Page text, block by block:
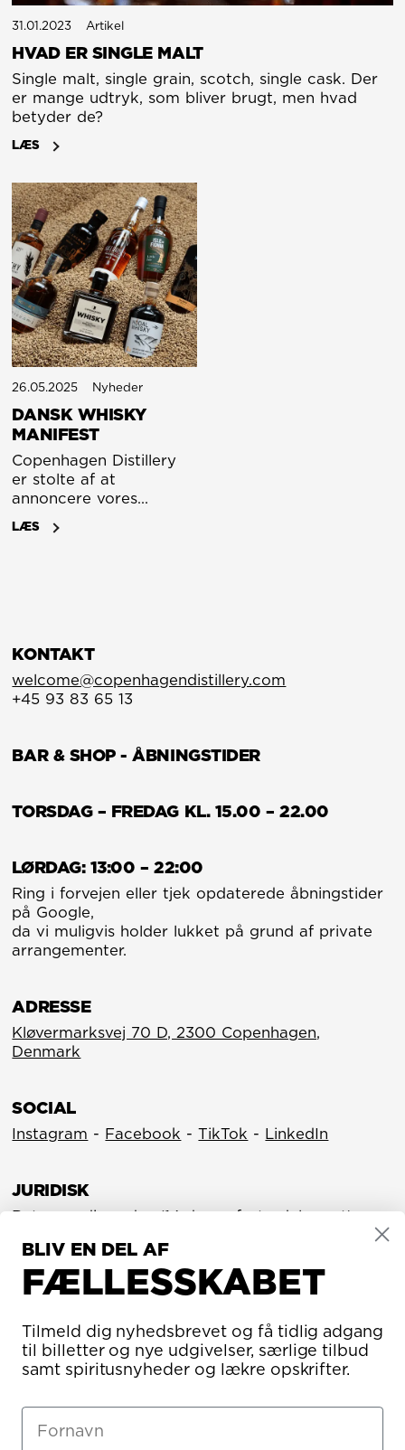
31.01.2023 Artikel
HVAD ER SINGLE MALT
Single malt, single grain, scotch, single cask. Der
er mange udtryk, som bliver brugt, men hvad
betyder de?
LÆS
26.05.2025 Nyheder
DANSK WHISKY
MANIFEST
Copenhagen Distillery
er stolte af at
annoncere vores
deltagelse i Danish
Whisky Manifesto, der
for dansk
whiskyproduktion.
LÆS
KONTAKT
welcome@copenhagendistillery.com
+45 93 83 65 13
BAR & SHOP - ÅBNINGSTIDER
TORSDAG – FREDAG KL. 15.00 – 22.00
LØRDAG: 13:00 – 22:00
Ring i forvejen eller tjek opdaterede åbningstider
på Google,
da vi muligvis holder lukket på grund af private
arrangementer.
ADRESSE
Kløvermarksvej 70 D, 2300 Copenhagen,
Denmark
SOCIAL
Instagram - Facebook -TikTok - LinkedIn
JURIDISK
Returner din ordre (14 dages fortrydelsesret)
Impressum
Politik om beskyttelse af personlige oplysninger
Om brug af cookies
Indeks for økologisk registrering
3566 4653
BLIV EN DEL AF
FÆLLESSKABET
Tilmeld dig nyhedsbrevet og få tidlig adgang
til billetter og nye udgivelser, særlige tilbud
samt spiritusnyheder og lækre opskrifter.